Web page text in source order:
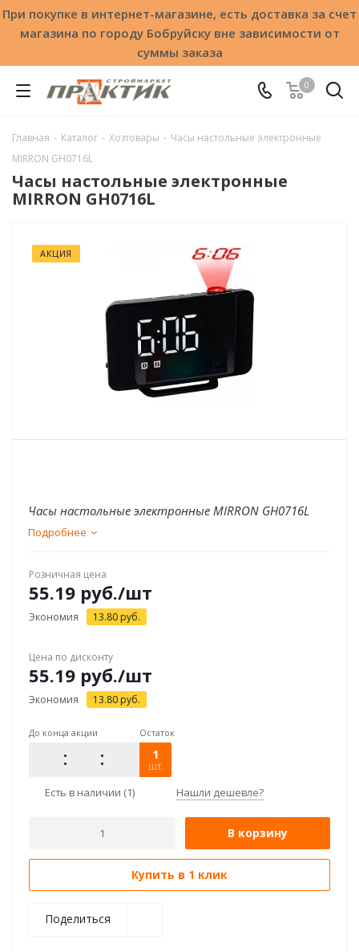
При покупке в интернет-магазине, есть доставка за счет
магазина по городу Бобруйску вне зависимости от
суммы заказа
0
Главная - Каталог - Хозтовары - Часы настольные электронные
MIRRON GH0716L
Часы настольные электронные
MIRRON GH0716L
АКЦИЯ
Часы настольные электронные MIRRON GH0716L
Подробнее
Розничная цена
55.19 руб./шт
Экономия 13.80 руб.
Цена по дисконту
55.19 руб./шт
Экономия 13.80 руб.
До конца акции Остаток
1
шт.
Есть в наличии (1) Нашли дешевле?
В корзину
Купить в 1 клик
Поделиться